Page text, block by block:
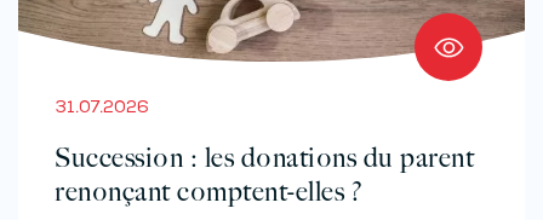
31.07.2026
Succession : les donations du parent
renonçant comptent-elles ?